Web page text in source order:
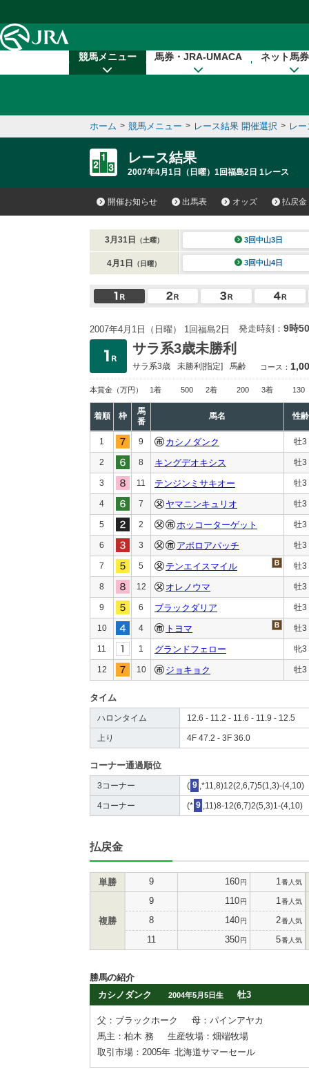
競馬メニュー 馬券・JRA-UMACA ネット馬
ホーム > 競馬メニュー > レース結果 開催選択 > レ
レース結果
2007年4月1日（日曜）1回福島2日 1レース
開催お知らせ 出馬表 オッズ 払戻金
3月31日 （土曜） 3回中山3日
4月1日 （日曜） 3回中山4日
2007年4月1日（日曜） 1回福島2日 発走時刻： 9時
サラ系3歳未勝利
サラ系3歳 未勝利[指定] 馬齢 コース：
本賞金 （万円） 1着 500 2着 200 3着 130
着順 枠
馬
番
馬名 性齢
1 9 カシノダンク 牡3
2 8 キングデオキシス 牡3
3 11 テンジンミサキオー 牡3
4 7 ヤマニンキュリオ 牡3
5 2 ホッコーターゲット 牡3
6 3 アポロアパッチ 牡3
7 5 テンエイスマイル 牡3
8 12 オレノウマ 牡3
9 6 ブラックダリア 牡3
10 4 トヨマ 牡3
11 1 グランドフェロー 牝3
12 10 ジョキョク 牡3
タイム
ハロンタイム 12.6 - 11.2 - 11.6 - 11.9 - 12.5
上り 4F 47.2 - 3F 36.0
コーナー通過順位
3コーナー ( 9 ,*11,8)12(2,6,7)5(1,3)-(4,10)
4コーナー (* 9 ,11)8-12(6,7)2(5,3)1-(4,10)
払戻金
単勝 9 160円 1 番人気
複勝
9 110円 1 番人気
8 140円 2番人気
11 350円 5番人気
勝馬の紹介
カシノダンク
2004年5月5日生 牡3
父：ブラックホーク
母：パインアヤカ
馬主：柏木 務
生産牧場：畑端牧場
取引市場：2005年 北海道サマーセール